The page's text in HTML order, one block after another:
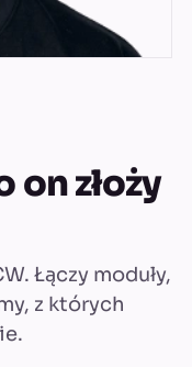
on złoży
Łączy moduły,
z których